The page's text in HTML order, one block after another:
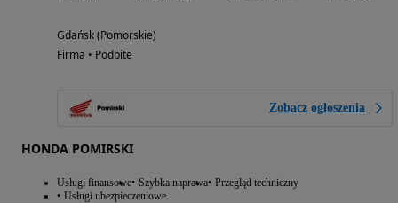
Gdańsk (Pomorskie)
Firma • Podbite
Zobacz ogłoszenia
HONDA POMIRSKI
Usługi finansowe Szybka naprawa Przegląd techniczny
Usługi ubezpieczeniowe